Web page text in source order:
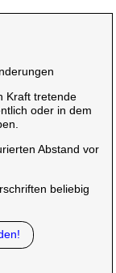
Kraft tretende
oder in dem
Abstand vor
beliebig